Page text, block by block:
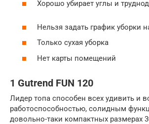
Хорошо убирает углы и
Нельзя задать график уборки
Только сухая уборка
Нет карты помещений
1 Gutrend FUN 120
Лидер топа способен всех удивить и
работоспособностью, солидным
довольно-таки компактных размерах